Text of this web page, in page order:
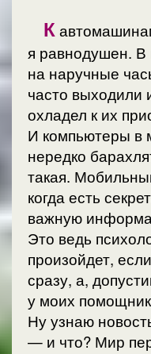
К
я равнодушен.
на наручные
часто выходили
охладел к их
И компьютеры в
нередко
такая.
когда есть
важную
Это ведь
произойдет,
сразу, а,
у моих
Ну узнаю
— и что? Мир